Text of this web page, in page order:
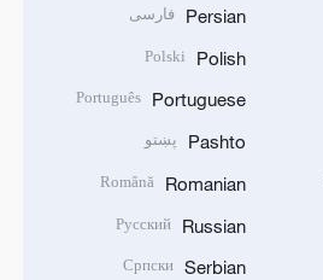
Persian فارسی
Polish
Polski
Portuguese
Português
Pashto پښتو
Romanian
Română
Russian
Русский
Serbian
Српски